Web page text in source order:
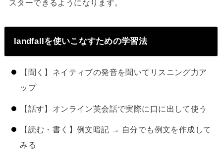
スターできるようになります。
landfallを使いこなすための学習法
【聞く】ネイティブの発音を聞いてリスニング力ア
ップ
【話す】オンライン英会話で実際に口に出して使う
【読む・書く】例文暗記 → 自分でも例文を作成して
みる